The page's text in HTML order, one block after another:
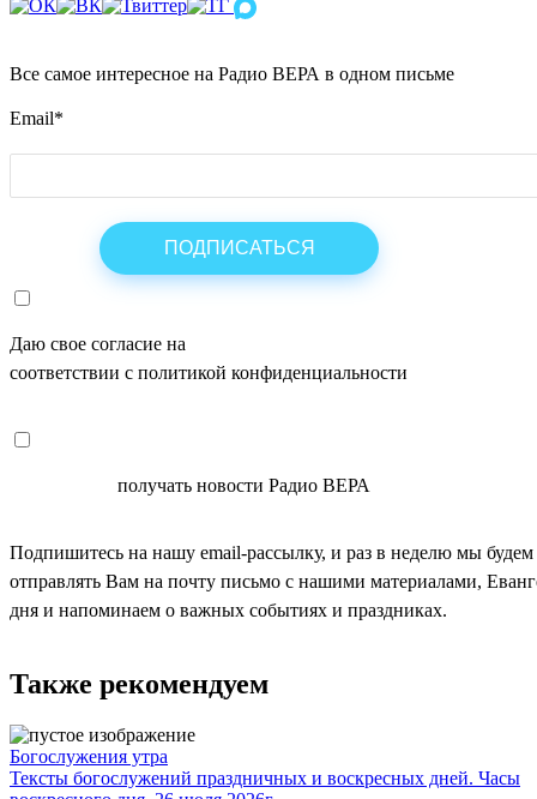
Все самое интересное на Радио ВЕРА в одном письме
Email*
Даю свое согласие на
соответствии с политикой конфиденциальности
получать новости Радио ВЕРА
Подпишитесь на нашу email-рассылку, и раз в неделю мы будем
отправлять Вам на почту письмо с нашими материалами,
дня и напоминаем о важных событиях и праздниках.
Также рекомендуем
Богослужения утра
Тексты богослужений праздничных и воскресных дней. Часы